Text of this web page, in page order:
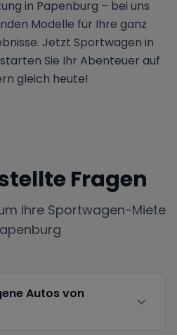
in Papenburg – bei uns
Modelle für Ihre ganz
Jetzt Sportwagen in
Sie Ihr Abenteuer auf
gleich heute!
Fragen
Ihre Sportwagen-Miete
Autos von